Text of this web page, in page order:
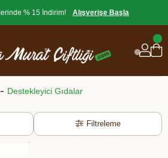
% 15 İndirim! Alışverişe Başla
Destekleyici Gıdalar
Filtreleme